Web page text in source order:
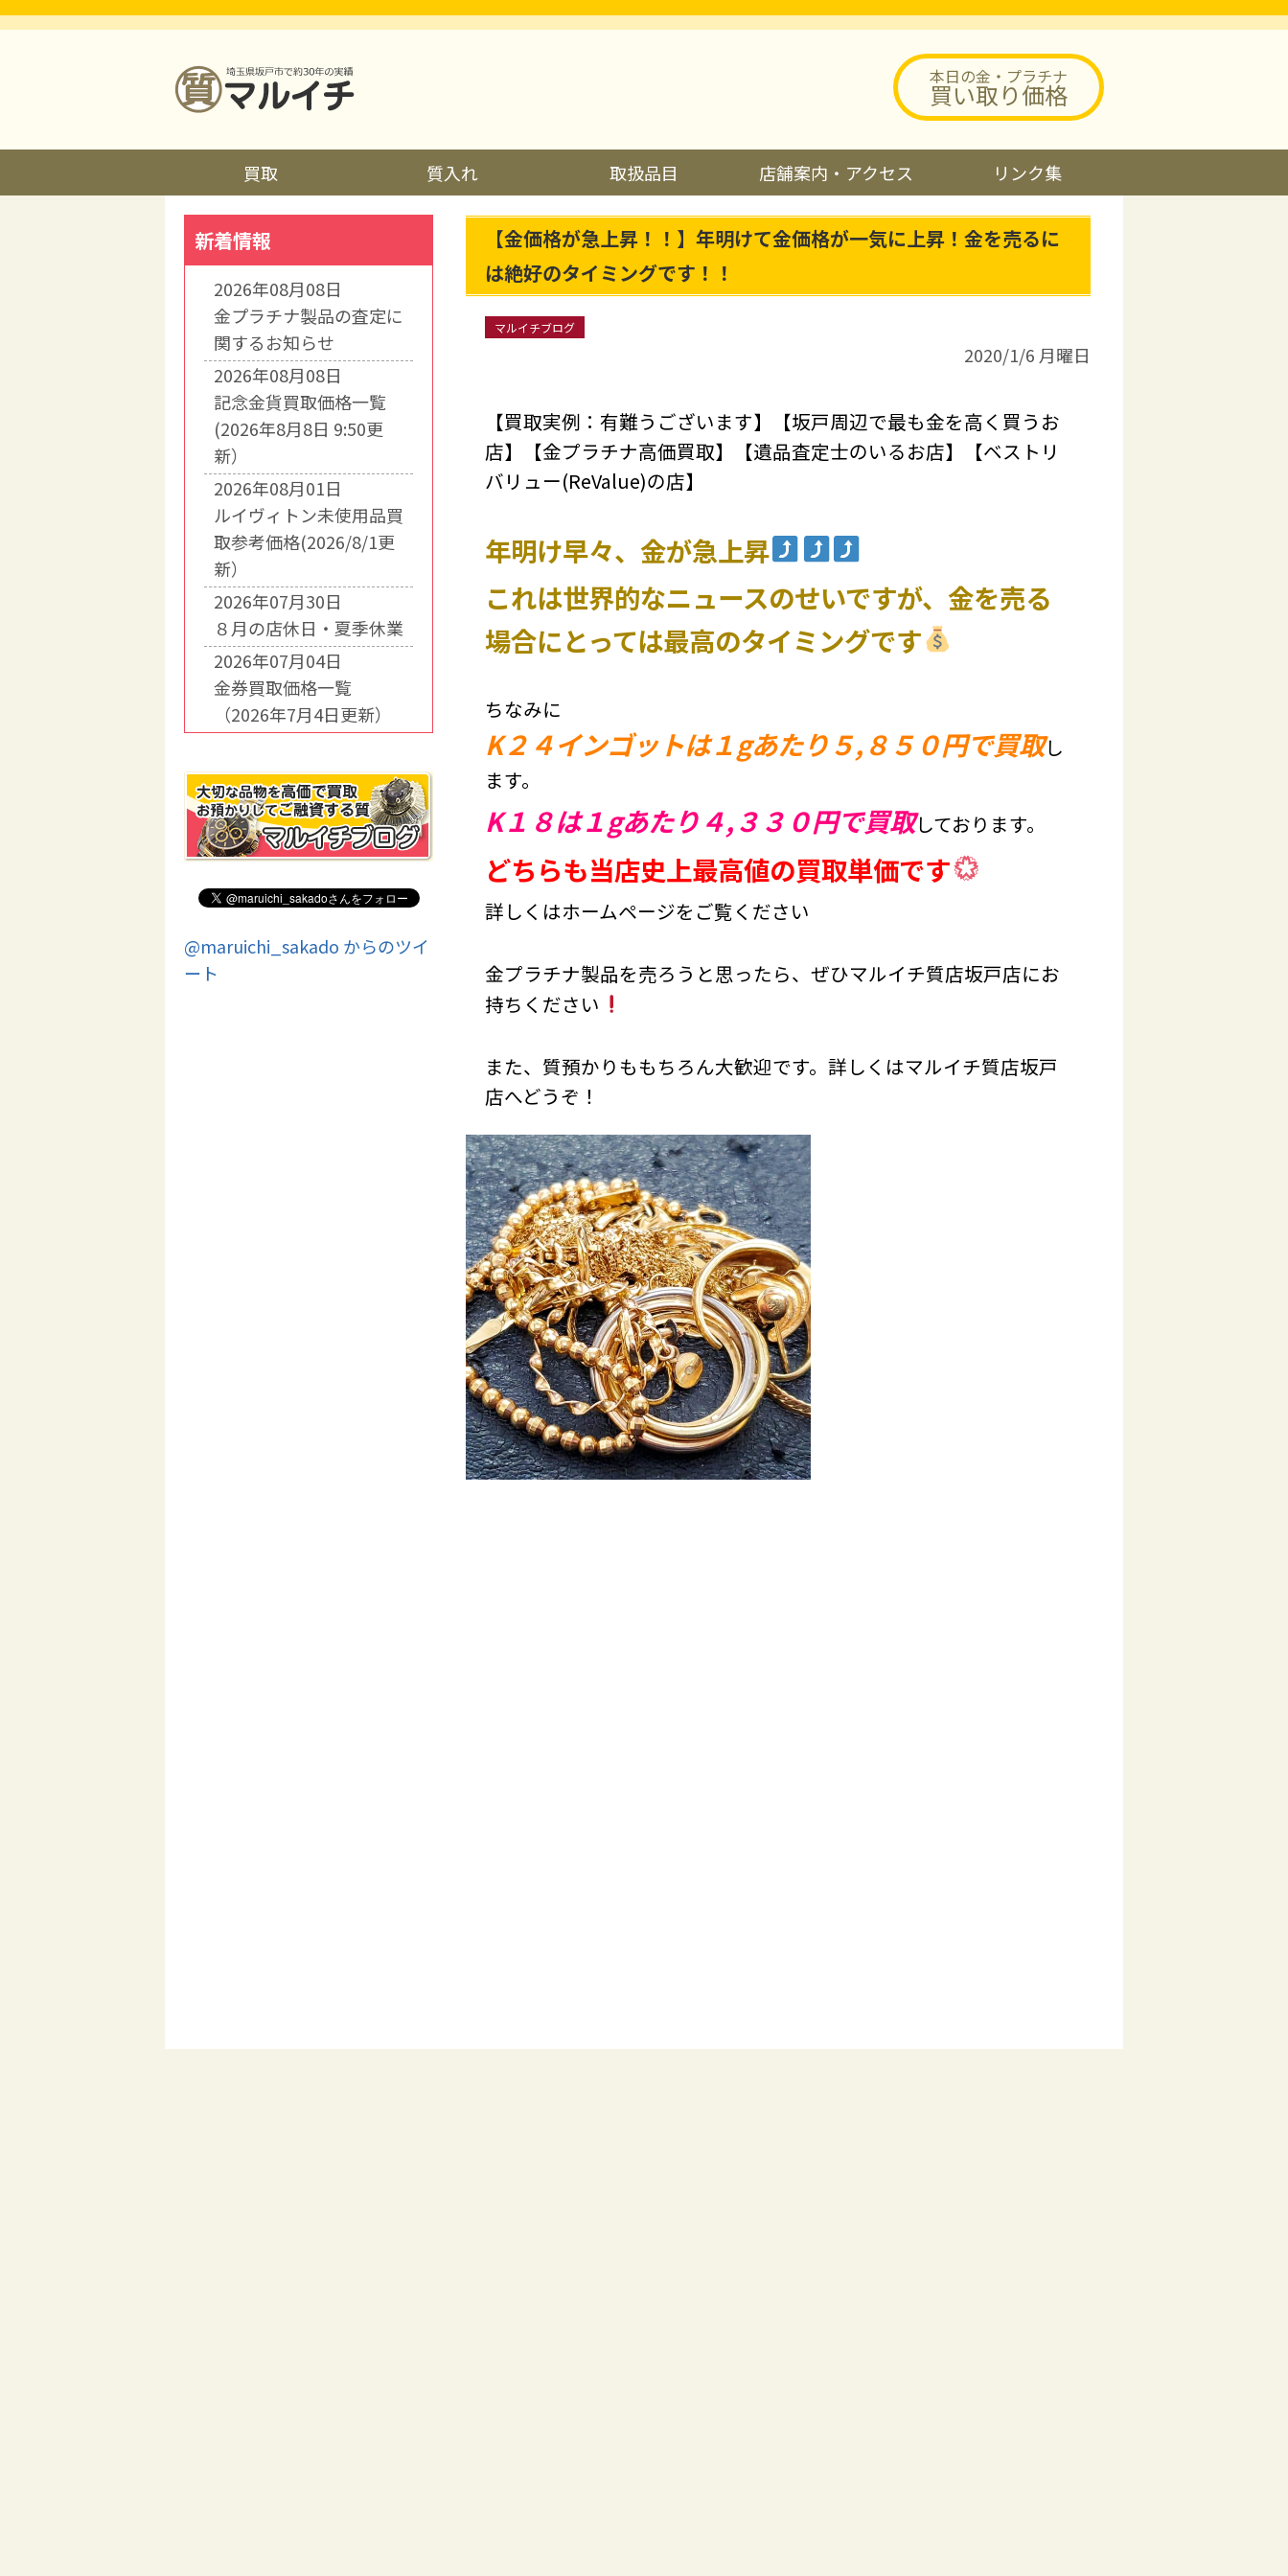
本日の金・プラチナ
買い取り価格
買取 質入れ 取扱品目 店舗案内・アクセス リンク集
【金価格が急上昇！！】年明けて金価格が一気に上昇！金を売るに
は絶好のタイミングです！！
マルイチブログ
2020/1/6 月曜日
【買取実例：有難うございます】【坂戸周辺で最も金を高く買うお
店】【金プラチナ高価買取】【遺品査定士のいるお店】【ベストリ
バリュー(ReValue)の店】
年明け早々、金が急上昇
これは世界的なニュースのせいですが、金を売る
場合にとっては最高のタイミングです
ちなみに
K２４インゴットは１gあたり５,８５０円で買取し
ます。
K１８は１gあたり４,３３０円で買取しております。
どちらも当店史上最高値の買取単価です
詳しくはホームページをご覧ください
金プラチナ製品を売ろうと思ったら、ぜひマルイチ質店坂戸店にお
持ちください
また、質預かりももちろん大歓迎です。詳しくはマルイチ質店坂戸
店へどうぞ！
新着情報
2026年08月08日
金プラチナ製品の査定に
関するお知らせ
2026年08月08日
記念金貨買取価格一覧
(2026年8月8日 9:50更
新）
2026年08月01日
ルイヴィトン未使用品買
取参考価格(2026/8/1更
新）
2026年07月30日
８月の店休日・夏季休業
2026年07月04日
金券買取価格一覧
（2026年7月4日更新）
@maruichi_sakado からのツイ
ート